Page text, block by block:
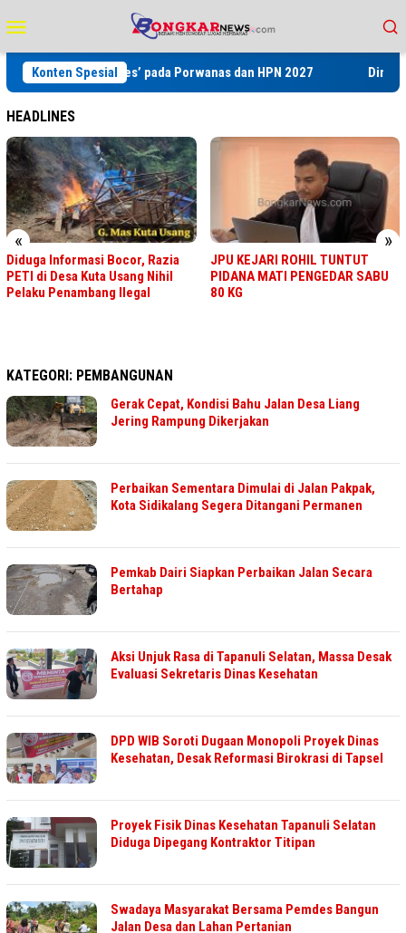
ke
kontenMobile
Konten Spesial
‘Tri Sukses’ pada Porwanas dan HPN 2027 Dinkes
HEADLINES
« »
Diduga Informasi Bocor, Razia
PETI di Desa Kuta Usang Nihil
Pelaku Penambang Ilegal
JPU KEJARI ROHIL TUNTUT
PIDANA MATI PENGEDAR SABU
80 KG
KATEGORI: PEMBANGUNAN
Gerak Cepat, Kondisi Bahu Jalan Desa Liang
Jering Rampung Dikerjakan
Perbaikan Sementara Dimulai di Jalan Pakpak,
Kota Sidikalang Segera Ditangani Permanen
Pemkab Dairi Siapkan Perbaikan Jalan Secara
Bertahap
Aksi Unjuk Rasa di Tapanuli Selatan, Massa Desak
Evaluasi Sekretaris Dinas Kesehatan
DPD WIB Soroti Dugaan Monopoli Proyek Dinas
Kesehatan, Desak Reformasi Birokrasi di Tapsel
Proyek Fisik Dinas Kesehatan Tapanuli Selatan
Diduga Dipegang Kontraktor Titipan
Swadaya Masyarakat Bersama Pemdes Bangun
Jalan Desa dan Lahan Pertanian